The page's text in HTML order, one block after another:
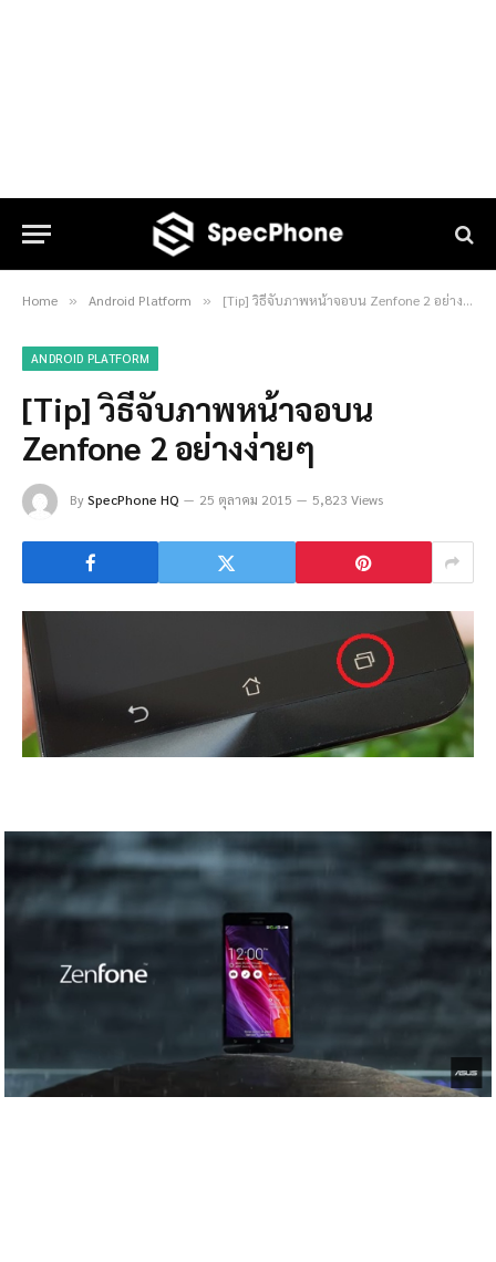
Home » Android Platform » [Tip] วิธีจับภาพหน้าจอบน Zenfone 2 อย่างง่ายๆ
ANDROID PLATFORM
[Tip] วิธีจับภาพหน้าจอบน
Zenfone 2 อย่างง่ายๆ
BySpecPhone HQ 25 ตุลาคม 2015 5,823 Views